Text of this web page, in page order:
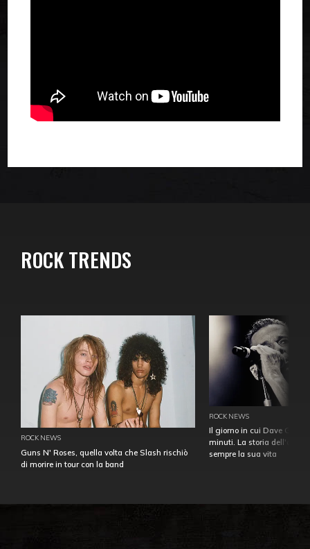
ROCK TRENDS
ROCK NEWS
Guns N' Roses, quella volta che Slash rischiò
di morire in tour con la band
ROCK NEWS
Il giorno in cui Dave
minuti. La storia
sempre la sua vita